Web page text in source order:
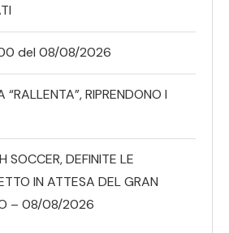
del 08/08/2026
RIPRENDONO I
SOCCER, DEFINITE LE
IN ATTESA DEL GRAN
– 08/08/2026